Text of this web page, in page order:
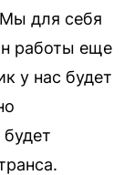
для себя
работы еще
у нас будет
будет